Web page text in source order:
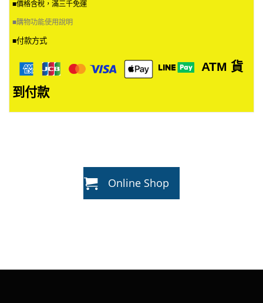
■價格含稅，滿三千免運
■購物功能使用說明
■付款方式
ATM 貨
到付款
Online Shop